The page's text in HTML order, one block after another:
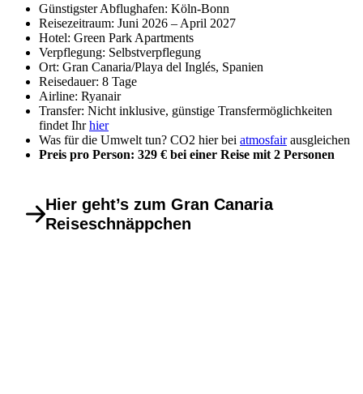
Günstigster Abflughafen: Köln-Bonn
Reisezeitraum: Juni 2026 – April 2027
Hotel: Green Park Apartments
Verpflegung: Selbstverpflegung
Ort: Gran Canaria/Playa del Inglés, Spanien
Reisedauer: 8 Tage
Airline: Ryanair
Transfer: Nicht inklusive, günstige Transfermöglichkeiten
findet Ihrhier
Was für die Umwelt tun? CO2 hier bei atmosfairausgleichen
Preis pro Person: 329 € bei einer Reise mit 2 Personen
Hier geht’s zum Gran Canaria
Reiseschnäppchen